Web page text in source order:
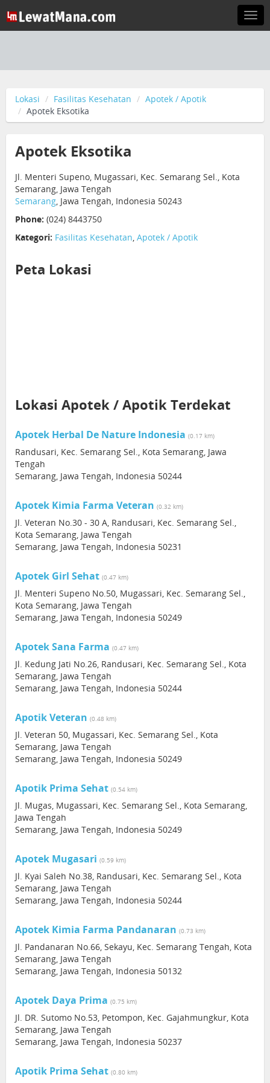
Lokasi Fasilitas Kesehatan
Apotek / Apotik
Apotek Eksotika
Apotek Eksotika
Jl. Menteri Supeno, Mugassari, Kec. Semarang Sel., Kota
Semarang, Jawa Tengah
Semarang, Jawa Tengah, Indonesia 50243
Phone: (024) 8443750
Kategori: Fasilitas Kesehatan, Apotek / Apotik
Peta Lokasi
Lokasi Apotek / Apotik Terdekat
Apotek Herbal De Nature Indonesia (0.17 km)
Randusari, Kec. Semarang Sel., Kota Semarang, Jawa
Tengah
Semarang, Jawa Tengah, Indonesia 50244
Apotek Kimia Farma Veteran (0.32 km)
Jl. Veteran No.30 - 30 A, Randusari, Kec. Semarang Sel.,
Kota Semarang, Jawa Tengah
Semarang, Jawa Tengah, Indonesia 50231
Apotek Girl Sehat (0.47 km)
Jl. Menteri Supeno No.50, Mugassari, Kec. Semarang Sel.,
Kota Semarang, Jawa Tengah
Semarang, Jawa Tengah, Indonesia 50249
Apotek Sana Farma (0.47 km)
Jl. Kedung Jati No.26, Randusari, Kec. Semarang Sel., Kota
Semarang, Jawa Tengah
Semarang, Jawa Tengah, Indonesia 50244
Apotik Veteran (0.48 km)
Jl. Veteran 50, Mugassari, Kec. Semarang Sel., Kota
Semarang, Jawa Tengah
Semarang, Jawa Tengah, Indonesia 50249
Apotik Prima Sehat (0.54 km)
Jl. Mugas, Mugassari, Kec. Semarang Sel., Kota Semarang,
Jawa Tengah
Semarang, Jawa Tengah, Indonesia 50249
Apotek Mugasari (0.59 km)
Jl. Kyai Saleh No.38, Randusari, Kec. Semarang Sel., Kota
Semarang, Jawa Tengah
Semarang, Jawa Tengah, Indonesia 50244
Apotek Kimia Farma Pandanaran (0.73 km)
Jl. Pandanaran No.66, Sekayu, Kec. Semarang Tengah, Kota
Semarang, Jawa Tengah
Semarang, Jawa Tengah, Indonesia 50132
Apotek Daya Prima (0.75 km)
Jl. DR. Sutomo No.53, Petompon, Kec. Gajahmungkur, Kota
Semarang, Jawa Tengah
Semarang, Jawa Tengah, Indonesia 50237
Apotik Prima Sehat (0.80 km)